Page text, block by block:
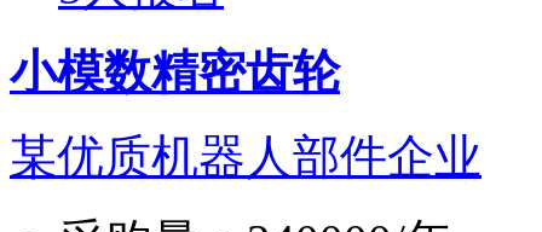
小模数精密齿轮
某优质机器人部件企业